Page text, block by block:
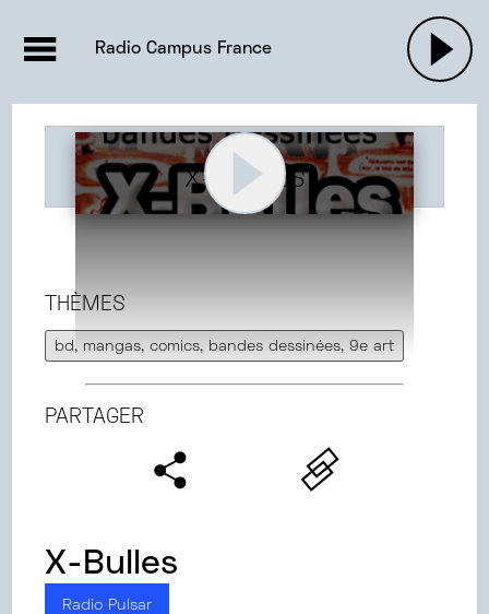
ACTUALITÉS
EMISSIONS |
PODCASTS
Radio Campus France
X-BULLES
THÈMES
bd, mangas, comics, bandes dessinées, 9e art
PARTAGER
X-Bulles
Radio Pulsar